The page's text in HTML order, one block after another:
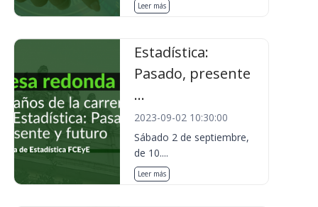
Leer más
Estadística:
Pasado, presente
...
2023-09-02 10:30:00
Sábado 2 de septiembre,
de 10....
Leer más